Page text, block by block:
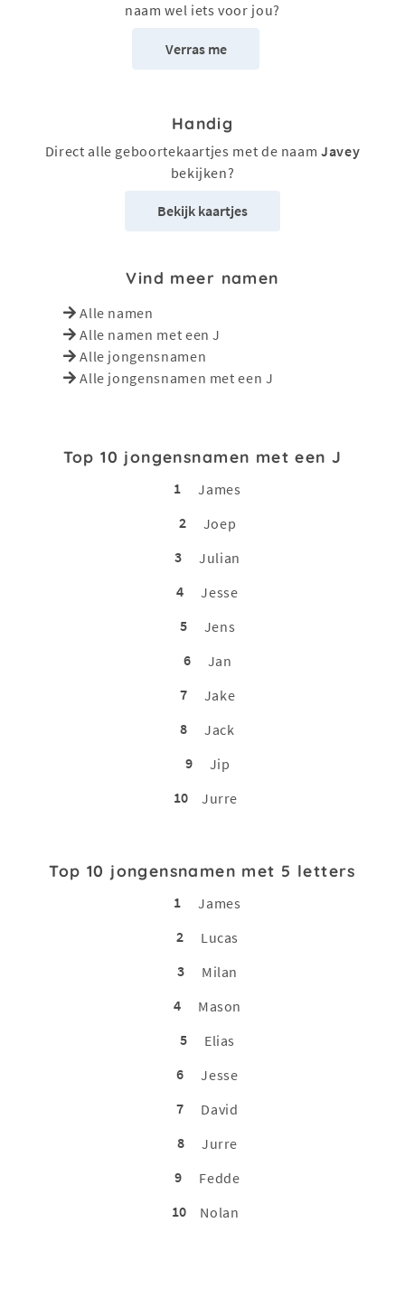
naam wel iets voor jou?
Verras me
Handig
Direct alle geboortekaartjes met de naamJavey
bekijken?
Bekijk kaartjes
Vind meer namen
Alle namen
Alle namen met een J
Alle jongensnamen
Alle jongensnamen met een J
Top 10 jongensnamen met een J
1
James
2
Joep
3
Julian
4
Jesse
5
Jens
6
Jan
7
Jake
8
Jack
9
Jip
10
Jurre
Top 10 jongensnamen met 5 letters
1
James
2
Lucas
3
Milan
4
Mason
5
Elias
6
Jesse
7
David
8
Jurre
9
Fedde
10
Nolan